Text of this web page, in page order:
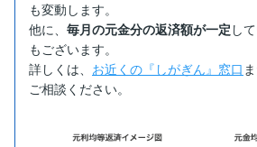
も変動します。
他に、 毎月の元金分の返済額が一定 し
もございます。
詳しくは、 お近くの『しがぎん』窓口
ご相談ください。